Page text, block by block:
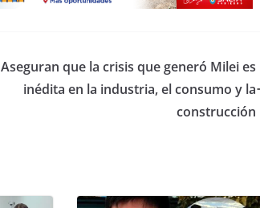
Aseguran que la crisis que generó Milei es
inédita en la industria, el consumo y la
construcción